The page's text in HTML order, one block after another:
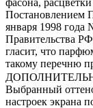
Постановлением
января 1998 года
Правительства
гласит, что
такому перечню
Выбранный
настроек экрана